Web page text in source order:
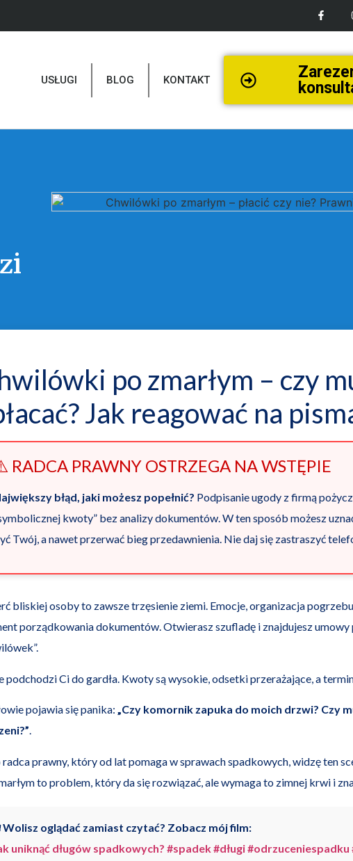
USŁUGI BLOG KONTAKT
po zmarłym – czy
Jak reagować na
RADCA PRAWNY OSTRZEGA NA WSTĘPIE
błąd, jaki możesz popełnić? Podpisanie ugody z firmą
kwoty” bez analizy dokumentów. W ten sposób możesz
Twój, a nawet przerwać bieg przedawnienia. Nie daj się zastraszyć
bliskiej osoby to zawsze trzęsienie ziemi. Emocje, organizacja
porządkowania dokumentów. Otwierasz szufladę i znajdujesz umowy
podchodzi Ci do gardła. Kwoty są wysokie, odsetki przerażające, a
pojawia się panika: „Czy komornik zapuka do moich drzwi? Czy
.
radca prawny, który od lat pomaga w sprawach spadkowych, widzę ten
to problem, który da się rozwiązać, ale wymaga to zimnej krwi i
Wolisz oglądać zamiast czytać? Zobacz mój film:
uniknąć długów spadkowych? #spadek #długi